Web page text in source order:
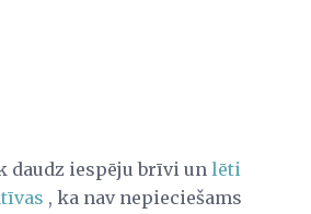
daudz iespēju brīvi un lēti
, ka nav nepieciešams